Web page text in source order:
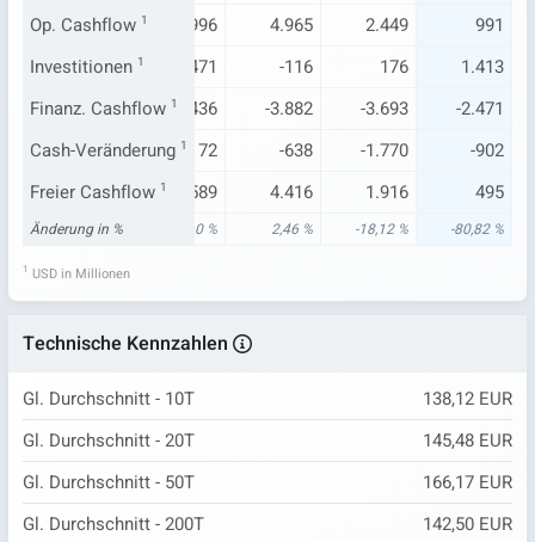
Op. Cashflow 1
2.875 3.996 4.965 2.449
991
Investitionen 1
1.631 -471 -116 176
1.413
Finanz. Cashflow 1
-3.971 -3.436 -3.882 -3.693
-2.471
Cash-Veränderung 1
568 72 -638 -1.770
-902
Freier Cashflow 1
2.581 3.589 4.416 1.916 495
Änderung in %
-3,15 % 50,10 % 2,46 % -18,12 % -80,82 %
1 USD in Millionen
Technische Kennzahlen
Gl. Durchschnitt - 10T
138,12 EUR
Gl. Durchschnitt - 20T
145,48 EUR
Gl. Durchschnitt - 50T
166,17 EUR
Gl. Durchschnitt - 200T
142,50 EUR